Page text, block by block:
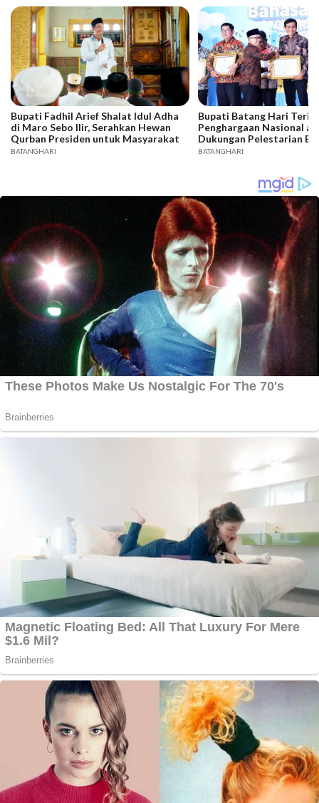
Bupati Fadhil Arief Shalat Idul Adha
di Maro Sebo Ilir, Serahkan Hewan
Qurban Presiden untuk Masyarakat
BATANGHARI
Bupati Batang Hari
Penghargaan Nasional
Dukungan Pelestarian
BATANGHARI